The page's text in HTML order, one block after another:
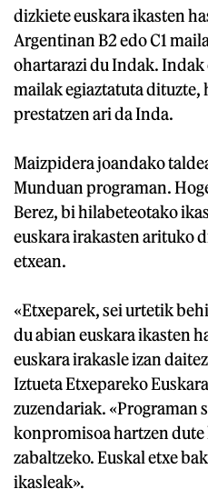
dizkiete euskara ikasten
Argentinan B2 edo C1
ohartarazi du Indak. Indak
mailak egiaztatuta dituzte,
prestatzen ari da Inda.
Maizpidera joandako
Munduan programan.
Berez, bi hilabeteotako
euskara irakasten arituko
etxean.
«Etxeparek, sei urtetik
du abian euskara ikasten
euskara irakasle izan
Iztueta Etxepareko
zuzendariak. «Programan
konpromisoa hartzen
zabaltzeko. Euskal etxe
ikasleak».